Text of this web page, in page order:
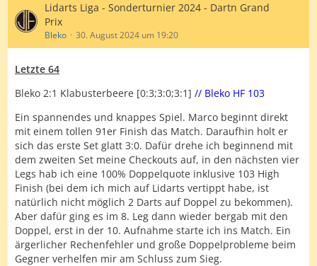
Lidarts Liga - Sonderturnier 2024 - Dartn Grand
Prix
Bleko 30. August 2024 um 19:20
Letzte 64
Bleko 2:1 Klabusterbeere [0:3;3:0;3:1] // Bleko HF 103
Ein spannendes und knappes Spiel. Marco beginnt direkt
mit einem tollen 91er Finish das Match. Daraufhin holt er
sich das erste Set glatt 3:0. Dafür drehe ich beginnend mit
dem zweiten Set meine Checkouts auf, in den nächsten vier
Legs hab ich eine 100% Doppelquote inklusive 103 High
Finish (bei dem ich mich auf Lidarts vertippt habe, ist
natürlich nicht möglich 2 Darts auf Doppel zu bekommen).
Aber dafür ging es im 8. Leg dann wieder bergab mit den
Doppel, erst in der 10. Aufnahme starte ich ins Match. Ein
ärgerlicher Rechenfehler und große Doppelprobleme beim
Gegner verhelfen mir am Schluss zum Sieg.